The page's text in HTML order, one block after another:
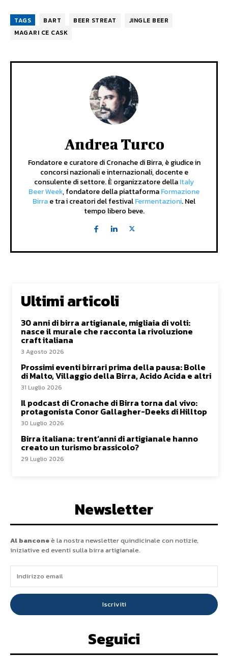
TAGS BART BEER STREAT
JINGLE BEER
MAGARI CE CASK
Andrea Turco
Fondatore e curatore di Cronache di Birra, è giudice in
concorsi nazionali e internazionali, docente e
consulente di settore. È organizzatore dellaItaly
Beer Week, fondatore della piattaformaFormazione
Birrae tra i creatori del festivalFermentazioni. Nel
tempo libero beve.
Ultimi articoli
30 anni di birra artigianale, migliaia di volti:
nasce il murale che racconta la rivoluzione
craft italiana
3 Agosto 2026
Prossimi eventi birrari prima della pausa: Bolle
di Malto, Villaggio della Birra, Acido Acida e altri
31 Luglio 2026
Il podcast di Cronache di Birra torna dal vivo:
protagonista Conor Gallagher-Deeks di Hilltop
30 Luglio 2026
Birra italiana: trent’anni di artigianale hanno
creato un turismo brassicolo?
29 Luglio 2026
Newsletter
Al banconeè la nostra newsletter quindicinale con notizie,
iniziative ed eventi sulla birra artigianale.
Iscriviti
Seguici